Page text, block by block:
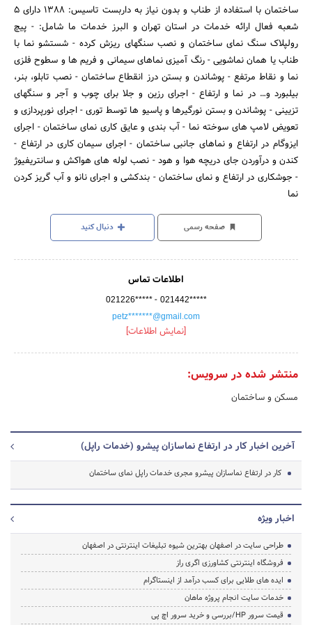
ساختمان با استفاده از طناب و بدون نیاز به داربست تاسیس: 1388 دارای 5
شعبه فعال ارائه خدمات در استان تهران و البرز خدمات ما شامل: - پیچ
رولپلاک سنگ نمای ساختمان و نصب سنگهای ریزش کرده - شستشو نما با
طناب یا همان نماشویی - رنگ آمیزی نماهای سیمانی و فریم ها و سطوح فلزی
نما و نقاط مرتفع - پوشاندن و بستن درز انقطاع ساختمان - نصب تابلو، بنر،
بیلبورد و… در نما و ارتفاع - اجرای رزین و جلا برای چوب و آجر و سنگهای
تزیینی - پوشاندن و بستن نورگیرها و پاسیو ها توسط توری - اجرای نورپردازی و
تعویض لامپ های سوخته نما - آب بندی و عایق کاری نمای ساختمان - اجرای
ایزوگام در ارتفاع و نماهای جانبی ساختمان - اجرای سیمان کاری در ارتفاع -
کندن و درآوردن جای دریچه هوا و هود - نصب لوله های هواکش و سانتریفیوژ
- جوشکاری در ارتفاع و نمای ساختمان - بندکشی و اجرای نانو و آب گریز کردن
نما
صفحه رسمی دنبال کنید
اطلاعات تماس
021226***** - 021442*****
petz*******@gmail.com
[نمایش اطلاعات]
منتشر شده در سرویس:
مسکن و ساختمان
آخرین اخبار کار در ارتفاع نماسازان پیشرو (خدمات راپل)
کار در ارتفاع نماسازان پیشرو مجری خدمات راپل نمای ساختمان
اخبار ویژه
طراحی سایت در اصفهان بهترین شیوه تبلیغات اینترنتی در اصفهان
فروشگاه اینترنتی کشاورزی اگری راز
ایده های طلایی برای کسب درآمد از اینستاگرام
خدمات سایت انجام پروژه ماهان
قیمت سرور HP/بررسی و خرید سرور اچ پی